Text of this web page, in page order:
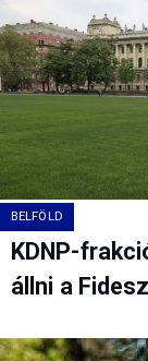
BELFÖLD
KDNP-
állni a